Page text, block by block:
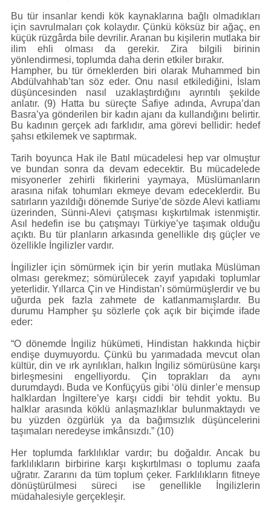
Bu tür insanlar kendi kök kaynaklarına bağlı olmadıkları
için savrulmaları çok kolaydır. Çünkü köksüz bir ağaç, en
küçük rüzgârda bile devrilir. Aranan bu kişilerin mutlaka bir
ilim ehli olması da gerekir. Zira bilgili birinin
yönlendirmesi, toplumda daha derin etkiler bırakır.
Hampher, bu tür örneklerden biri olarak Muhammed bin
Abdülvahhab’tan söz eder. Onu nasıl etkilediğini, İslam
düşüncesinden nasıl uzaklaştırdığını ayrıntılı şekilde
anlatır. (9) Hatta bu süreçte Safiye adında, Avrupa’dan
Basra’ya gönderilen bir kadın ajanı da kullandığını belirtir.
Bu kadının gerçek adı farklıdır, ama görevi bellidir: hedef
şahsı etkilemek ve saptırmak.
Tarih boyunca Hak ile Batıl mücadelesi hep var olmuştur
ve bundan sonra da devam edecektir. Bu mücadelede
misyonerler zehirli fikirlerini yaymaya, Müslümanların
arasına nifak tohumları ekmeye devam edeceklerdir. Bu
satırların yazıldığı dönemde Suriye’de sözde Alevi katliamı
üzerinden, Sünni-Alevi çatışması kışkırtılmak istenmiştir.
Asıl hedefin ise bu çatışmayı Türkiye’ye taşımak olduğu
açıktı. Bu tür planların arkasında genellikle dış güçler ve
özellikle İngilizler vardır.
İngilizler için sömürmek için bir yerin mutlaka Müslüman
olması gerekmez; sömürülecek zayıf yapıdaki toplumlar
yeterlidir. Yıllarca Çin ve Hindistan’ı sömürmüşlerdir ve bu
uğurda pek fazla zahmete de katlanmamışlardır. Bu
durumu Hampher şu sözlerle çok açık bir biçimde ifade
eder:
“O dönemde İngiliz hükümeti, Hindistan hakkında hiçbir
endişe duymuyordu. Çünkü bu yarımadada mevcut olan
kültür, din ve ırk ayrılıkları, halkın İngiliz sömürüsüne karşı
birleşmesini engelliyordu. Çin toprakları da aynı
durumdaydı. Buda ve Konfüçyüs gibi ‘ölü dinler’e mensup
halklardan İngiltere’ye karşı ciddi bir tehdit yoktu. Bu
halklar arasında köklü anlaşmazlıklar bulunmaktaydı ve
bu yüzden özgürlük ya da bağımsızlık düşüncelerini
taşımaları neredeyse imkânsızdı.” (10)
Her toplumda farklılıklar vardır; bu doğaldır. Ancak bu
farklılıkların birbirine karşı kışkırtılması o toplumu zaafa
uğratır. Zararını da tüm toplum çeker. Farklılıkların fitneye
dönüştürülmesi süreci ise genellikle İngilizlerin
müdahalesiyle gerçekleşir.